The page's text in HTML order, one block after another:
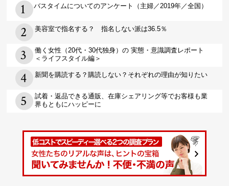
バスタイムについてのアンケート（主婦／2019年／全国）
美容室で指名する？ 指名しない派は36.5％
働く女性（20代・30代独身）の 実態・意識調査レポート
＜ライフスタイル編＞
新聞を購読する？購読しない？それぞれの理由が知りたい
試着・返品できる通販、在庫シェアリング等でお客様も業
界もともにハッピーに